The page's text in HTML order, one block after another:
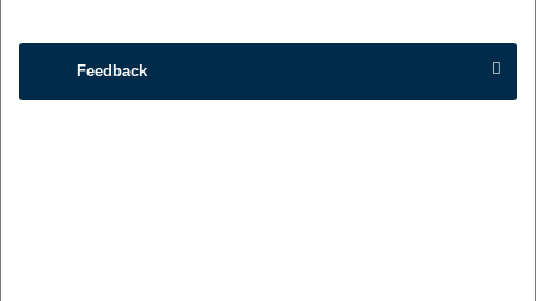
Feedback